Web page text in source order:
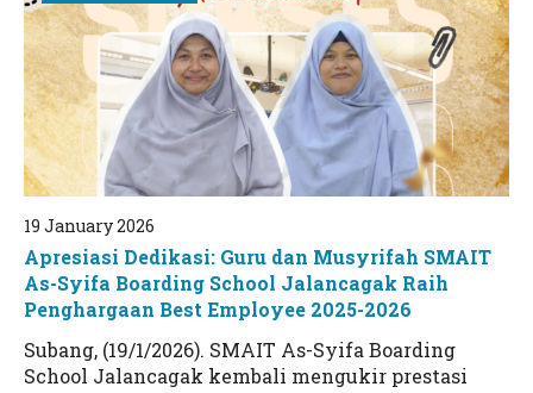
19 January 2026
Apresiasi Dedikasi: Guru dan Musyrifah SMAIT
As-Syifa Boarding School Jalancagak Raih
Penghargaan Best Employee 2025-2026
Subang, (19/1/2026). SMAIT As-Syifa Boarding
School Jalancagak kembali mengukir prestasi